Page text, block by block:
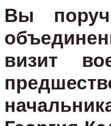
Вы
визит